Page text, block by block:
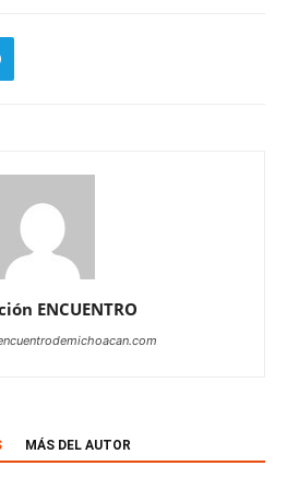
ENCUENTRO
MÁS DEL AUTOR